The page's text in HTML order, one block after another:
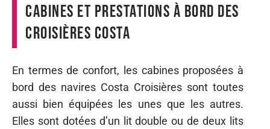
Cabines et prestations à bord des
croisières Costa
En termes de confort, les cabines proposées à
bord des navires Costa Croisières sont toutes
aussi bien équipées les unes que les autres.
Elles sont dotées d’un lit double ou de deux lits